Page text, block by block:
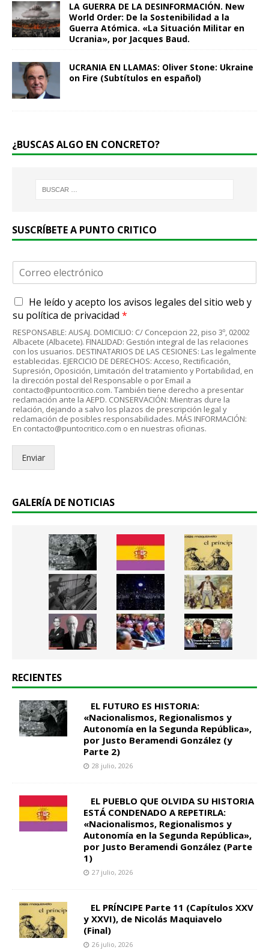
LA GUERRA DE LA DESINFORMACIÓN. New
World Order: De la Sostenibilidad a la
Guerra Atómica. «La Situación Militar en
Ucrania», por Jacques Baud.
UCRANIA EN LLAMAS: Oliver Stone: Ukraine
on Fire (Subtítulos en español)
¿BUSCAS ALGO EN CONCRETO?
SUSCRÍBETE A PUNTO CRITICO
r
e
o
e
l
e
c
t
r
ó
n
i
c
.
A
c
e
r
d
o
R
G
P
D
*
He leído y acepto los avisos legales del sitio web y
su política de privacidad *
RESPONSABLE: AUSAJ. DOMICILIO: C/ Concepcion 22, piso 3º, 02002
Albacete (Albacete). FINALIDAD: Gestión integral de las relaciones
con los usuarios. DESTINATARIOS DE LAS CESIONES: Las legalmente
establecidas. EJERCICIO DE DERECHOS: Acceso, Rectificación,
Supresión, Oposición, Limitación del tratamiento y Portabilidad, en
la dirección postal del Responsable o por Email a
contacto@puntocritico.com. También tiene derecho a presentar
reclamación ante la AEPD. CONSERVACIÓN: Mientras dure la
relación, dejando a salvo los plazos de prescripción legal y
reclamación de posibles responsabilidades. MÁS INFORMACIÓN:
En contacto@puntocritico.com o en nuestras oficinas.
Enviar
GALERÍA DE NOTICIAS
RECIENTES
EL FUTURO ES HISTORIA:
«Nacionalismos, Regionalismos y
Autonomía en la Segunda República»,
por Justo Beramendi González (y
Parte 2)
28 julio, 2026
EL PUEBLO QUE OLVIDA SU HISTORIA
ESTÁ CONDENADO A REPETIRLA:
«Nacionalismos, Regionalismos y
Autonomía en la Segunda República»,
por Justo Beramendi González (Parte
1)
27 julio, 2026
EL PRÍNCIPE Parte 11 (Capítulos XXV
y XXVI), de Nicolás Maquiavelo
(Final)
26 julio, 2026